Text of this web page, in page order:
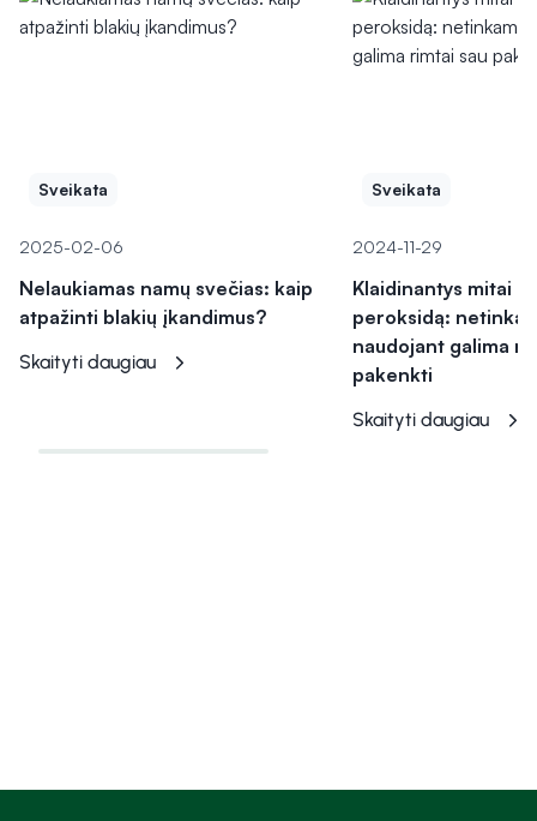
Sveikata
2025-02-06
Nelaukiamas namų svečias: kaip
atpažinti blakių įkandimus?
Skaityti daugiau
Sveikata
2024-11-29
Klaidinantys mitai
peroksidą:
naudojant galima
pakenkti
Skaityti daugiau